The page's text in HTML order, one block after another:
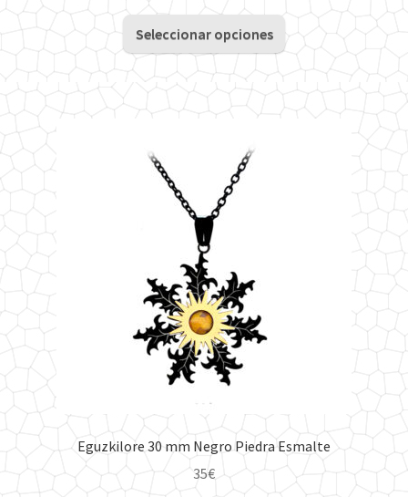
de
precios:
desde
18€
hasta
Seleccionar opciones
producto
tiene
múltiples
variantes.
Eguzkilore 30 mm Negro Piedra Esmalte
35€